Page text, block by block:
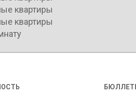
квартиры
квартиры